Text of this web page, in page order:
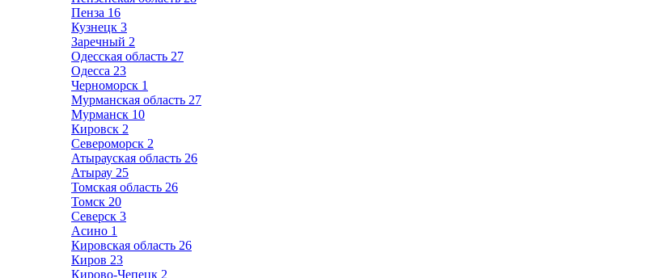
Пенза 16
Кузнецк 3
Заречный 2
Одесская область 27
Одесса 23
Черноморск 1
Мурманская область 27
Мурманск 10
Кировск 2
Североморск 2
Атырауская область 26
Атырау 25
Томская область 26
Томск 20
Северск 3
Асино 1
Кировская область 26
Киров 23
Кирово-Чепецк 2